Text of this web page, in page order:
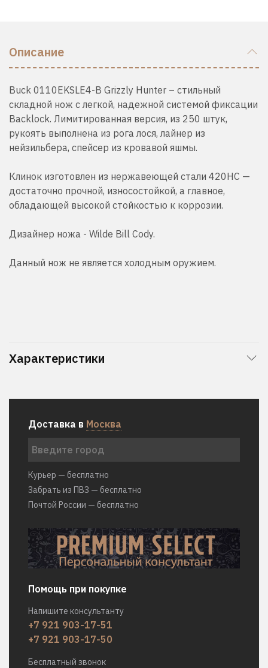
Описание
Buck 0110EKSLE4-B Grizzly Hunter – стильный
складной нож с легкой, надежной системой фиксации
Вacklock. Лимитированная версия, из 250 штук,
рукоять выполнена из рога лося, лайнер из
нейзильбера, спейсер из кровавой яшмы.
Клинок изготовлен из нержавеющей стали 420HC —
достаточно прочной, износостойкой, а главное,
обладающей высокой стойкостью к коррозии.
Дизайнер ножа - Wilde Bill Cody.
Данный нож не является холодным оружием.
Характеристики
Доставка в Москва
Курьер — бесплатно
Забрать из ПВЗ — бесплатно
Почтой России — бесплатно
Помощь при покупке
Напишите консультанту
+7 921 903-17-51
+7 921 903-17-50
Бесплатный звонок